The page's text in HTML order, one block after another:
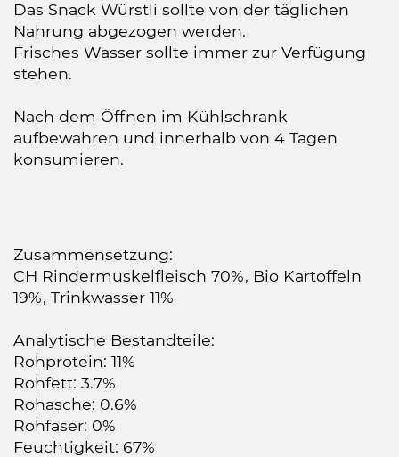
Das Snack Würstli sollte von der täglichen
Nahrung abgezogen werden.
Frisches Wasser sollte immer zur Verfügung
stehen.
Nach dem Öffnen im Kühlschrank
aufbewahren und innerhalb von 4 Tagen
konsumieren.
Zusammensetzung:
CH Rindermuskelfleisch 70%, Bio Kartoffeln
19%, Trinkwasser 11%
Analytische Bestandteile:
Rohprotein: 11%
Rohfett: 3.7%
Rohasche: 0.6%
Rohfaser: 0%
Feuchtigkeit: 67%